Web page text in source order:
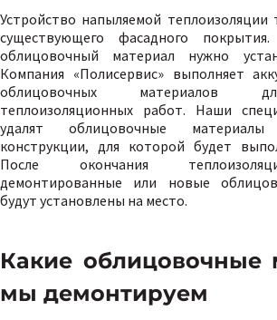
Устройство напыляемой теплоизоляции
существующего фасадного
облицовочный материал нужно
Компания «Полисервис» выполняет
облицовочных материалов
теплоизоляционных работ. Наши
удалят облицовочные
конструкции, для которой будет
После окончания
демонтированные или новые
будут установлены на место.
Какие облицовочные
мы демонтируем